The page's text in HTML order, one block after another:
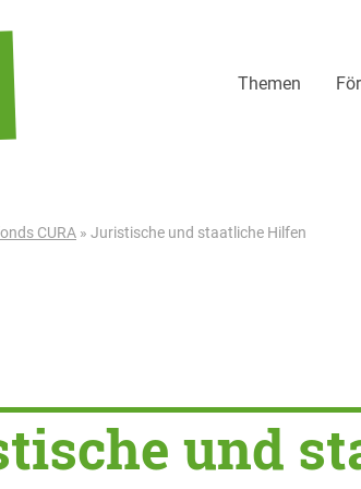
Themen
CURA » Juristische und staatliche Hilfen
und